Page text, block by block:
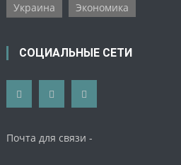
Украина
Экономика
СОЦИАЛЬНЫЕ СЕТИ
Почта для связи -